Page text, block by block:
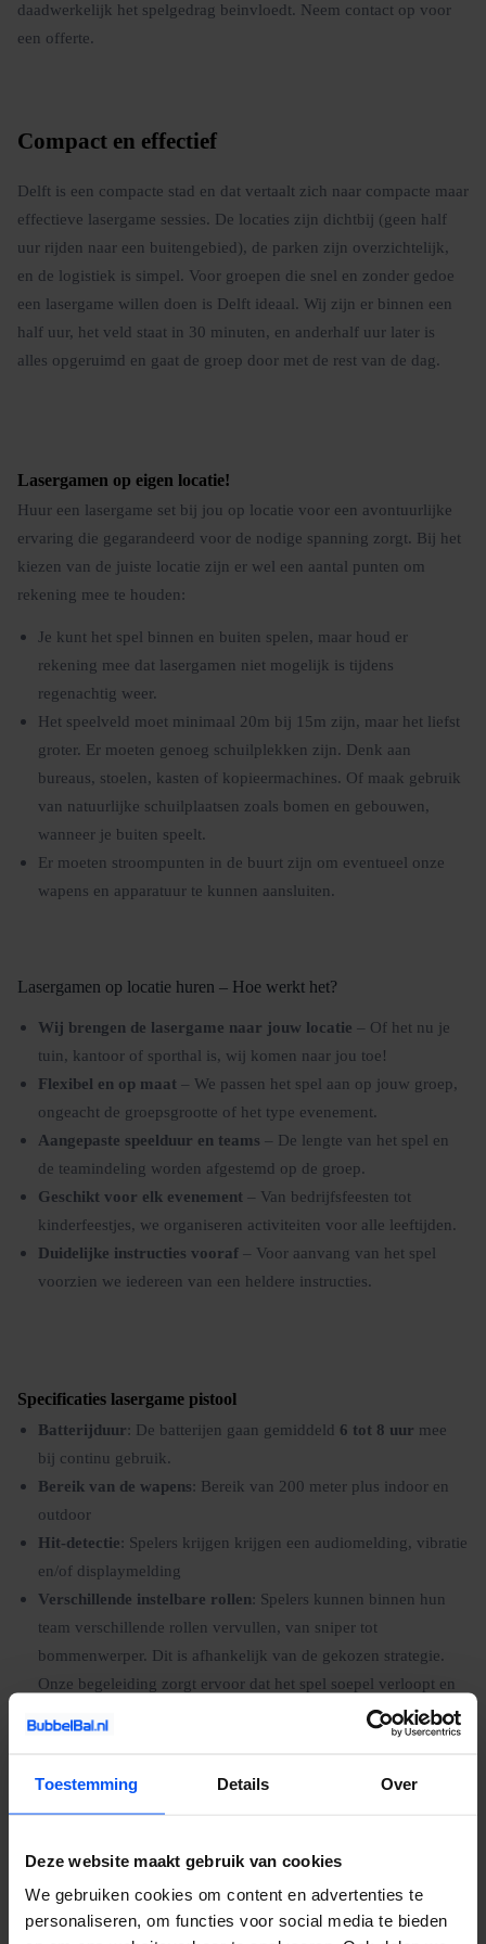
Toestemming Details Over
Deze website maakt gebruik van cookies
We gebruiken cookies om content en advertenties te
personaliseren, om functies voor social media te bieden
daadwerkelijk het spelgedrag beinvloedt. Neem contact op voor
een offerte.
Compact en effectief
Delft is een compacte stad en dat vertaalt zich naar compacte maar
effectieve lasergame sessies. De locaties zijn dichtbij (geen half
uur rijden naar een buitengebied), de parken zijn overzichtelijk,
en de logistiek is simpel. Voor groepen die snel en zonder gedoe
een lasergame willen doen is Delft ideaal. Wij zijn er binnen een
half uur, het veld staat in 30 minuten, en anderhalf uur later is
alles opgeruimd en gaat de groep door met de rest van de dag.
Lasergamen op eigen locatie!
Huur een lasergame set bij jou op locatie voor een avontuurlijke
ervaring die gegarandeerd voor de nodige spanning zorgt. Bij het
kiezen van de juiste locatie zijn er wel een aantal punten om
rekening mee te houden:
Je kunt het spel binnen en buiten spelen, maar houd er
rekening mee dat lasergamen niet mogelijk is tijdens
regenachtig weer.
Het speelveld moet minimaal 20m bij 15m zijn, maar het liefst
groter. Er moeten genoeg schuilplekken zijn. Denk aan
bureaus, stoelen, kasten of kopieermachines. Of maak gebruik
van natuurlijke schuilplaatsen zoals bomen en gebouwen,
wanneer je buiten speelt.
Er moeten stroompunten in de buurt zijn om eventueel onze
wapens en apparatuur te kunnen aansluiten.
Lasergamen op locatie huren – Hoe werkt het?
Wij brengen de lasergame naar jouw locatie – Of het nu je
tuin, kantoor of sporthal is, wij komen naar jou toe!
Flexibel en op maat – We passen het spel aan op jouw groep,
ongeacht de groepsgrootte of het type evenement.
Aangepaste speelduur en teams – De lengte van het spel en
de teamindeling worden afgestemd op de groep.
Geschikt voor elk evenement – Van bedrijfsfeesten tot
kinderfeestjes, we organiseren activiteiten voor alle leeftijden.
Duidelijke instructies vooraf – Voor aanvang van het spel
voorzien we iedereen van een heldere instructies.
Specificaties lasergame pistool
Batterijduur: De batterijen gaan gemiddeld 6 tot 8 uur mee
bij continu gebruik.
Bereik van de wapens: Bereik van 200 meter plus indoor en
outdoor
Hit-detectie: Spelers krijgen krijgen een audiomelding, vibratie
en/of displaymelding
Verschillende instelbare rollen: Spelers kunnen binnen hun
team verschillende rollen vervullen, van sniper tot
bommenwerper. Dit is afhankelijk van de gekozen strategie.
Onze begeleiding zorgt ervoor dat het spel soepel verloopt en
Waarom een lasergame huren bij BubbelBal?
Keuze uit verschillende locaties– Speel in je tuin, sporthal,
kantoor of een andere vertrouwde omgeving.